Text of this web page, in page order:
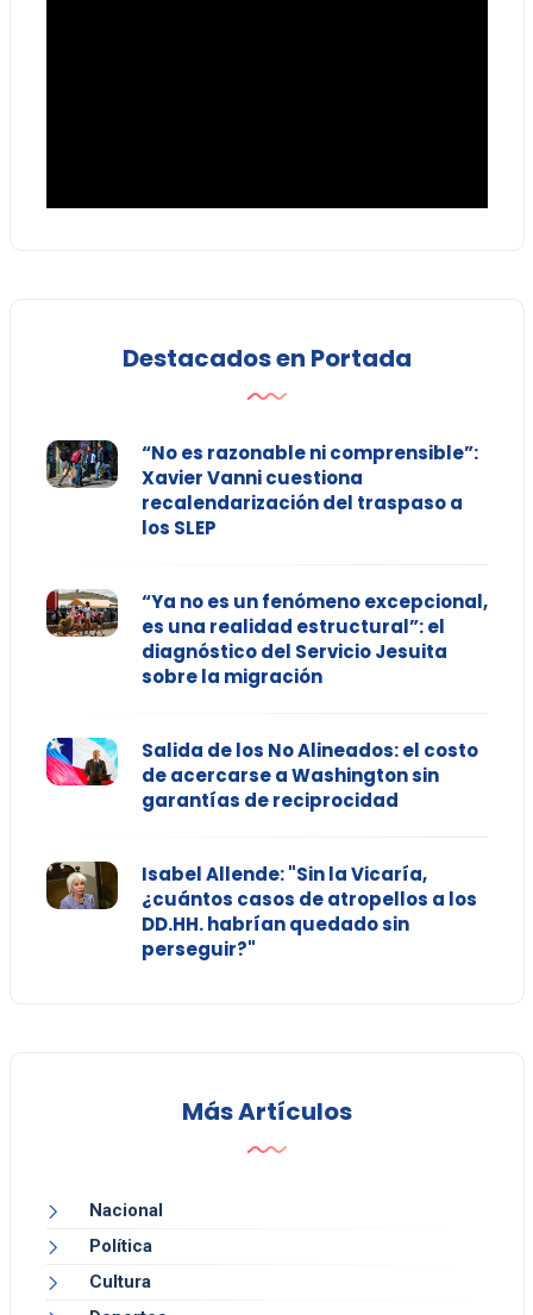
Destacados en Portada
“No es razonable ni comprensible”:
Xavier Vanni cuestiona
recalendarización del traspaso a
los SLEP
“Ya no es un fenómeno excepcional,
es una realidad estructural”: el
diagnóstico del Servicio Jesuita
sobre la migración
Salida de los No Alineados: el costo
de acercarse a Washington sin
garantías de reciprocidad
Isabel Allende: "Sin la Vicaría,
¿cuántos casos de atropellos a los
DD.HH. habrían quedado sin
perseguir?"
Más Artículos
Nacional
Política
Cultura